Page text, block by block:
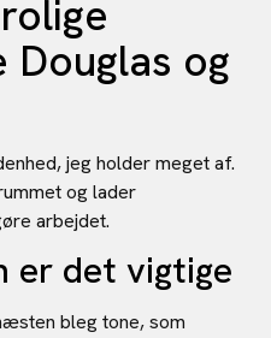
og
jeg holder meget af.
og lader
arbejdet.
er det vigtige
bleg tone, som